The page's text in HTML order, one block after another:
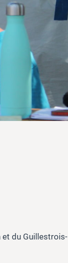
du Guillestrois-